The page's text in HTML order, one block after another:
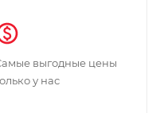
выгодные цены
у нас